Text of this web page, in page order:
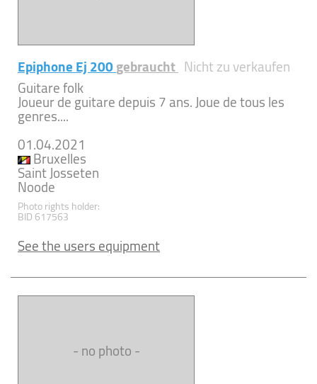
Epiphone Ej 200gebraucht Nicht zu verkaufen
Guitare folk
Joueur de guitare depuis 7 ans. Joue de tous les
genres....
01.04.2021
Bruxelles
Saint Josseten
Noode
Photo rights holder:
BID 617563
See the users equipment
- no photo -